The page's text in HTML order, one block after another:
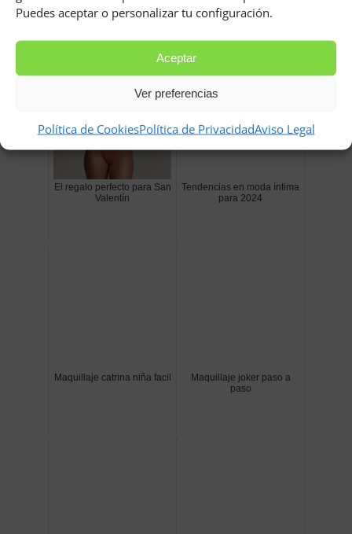
Puedes aceptar o personalizar tu configuración.
Aceptar
Ver preferencias
Política de CookiesPolítica de PrivacidadAviso Legal
qué tener en cuenta para
que luzcan sus mejores
El regalo perfecto para San
Valentín
Tendencias en moda íntima
para 2024
Maquillaje catrina niña facil
Maquillaje joker paso a
paso